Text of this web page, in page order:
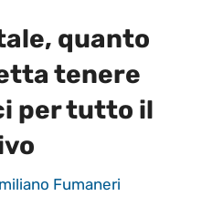
quanto
tenere
per tutto il
Fumaneri